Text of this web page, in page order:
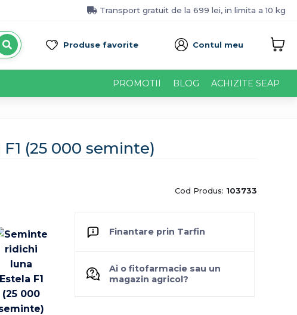
Transport gratuit de la 699 lei, in limita a 10 kg
Produse favorite Contul meu
PROMOTII BLOG ACHIZITE SEAP
(25 000 seminte)
Cod Produs: 103733
Finantare prin Tarfin
Ai o fitofarmacie sau un
magazin agricol?